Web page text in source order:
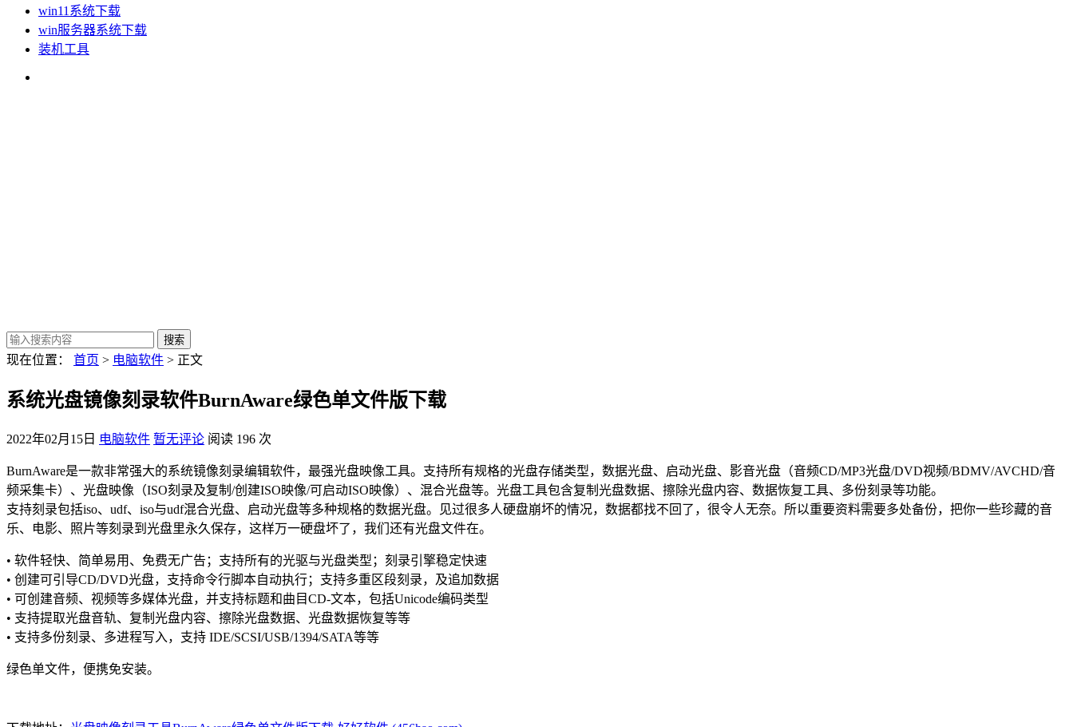
win11系统下载
win服务器系统下载
装机工具
现在位置： 首页 > 电脑软件 > 正文
系统光盘镜像刻录软件BurnAware绿色单文件版下载
2022年02月15日 电脑软件 暂无评论 阅读 196 次
BurnAware是一款非常强大的系统镜像刻录编辑软件，最强光盘映像工具。支持所有规格的光盘存储类型，数据光盘、启动光盘、影音光盘（音频CD/MP3光盘/DVD视频/BDMV/AVCHD/音
频采集卡）、光盘映像（ISO刻录及复制/创建ISO映像/可启动ISO映像）、混合光盘等。光盘工具包含复制光盘数据、擦除光盘内容、数据恢复工具、多份刻录等功能。
支持刻录包括iso、udf、iso与udf混合光盘、启动光盘等多种规格的数据光盘。见过很多人硬盘崩坏的情况，数据都找不回了，很令人无奈。所以重要资料需要多处备份，把你一些珍藏的音
乐、电影、照片等刻录到光盘里永久保存，这样万一硬盘坏了，我们还有光盘文件在。
• 软件轻快、简单易用、免费无广告；支持所有的光驱与光盘类型；刻录引擎稳定快速
• 创建可引导CD/DVD光盘，支持命令行脚本自动执行；支持多重区段刻录，及追加数据
• 可创建音频、视频等多媒体光盘，并支持标题和曲目CD-文本，包括Unicode编码类型
• 支持提取光盘音轨、复制光盘内容、擦除光盘数据、光盘数据恢复等等
• 支持多份刻录、多进程写入，支持 IDE/SCSI/USB/1394/SATA等等
绿色单文件，便携免安装。